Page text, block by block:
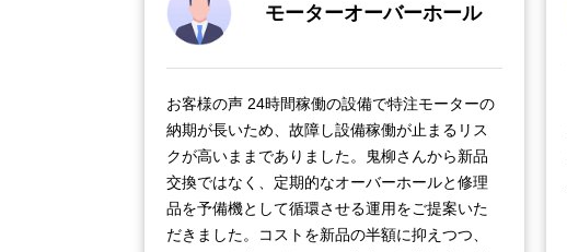
モーターオーバーホール
お客様の声 24時間稼働の設備で特注モーターの
納期が長いため、故障し設備稼働が止まるリス
クが高いままでありました。鬼柳さんから新品
交換ではなく、定期的なオーバーホールと修理
品を予備機として循環させる運用をご提案いた
だきました。コストを新品の半額に抑えつつ、